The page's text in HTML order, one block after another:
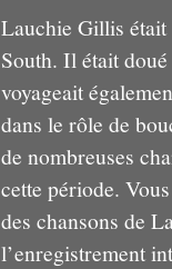
Lauchie Gillis
South. Il était
voyageait
dans le rôle de
de nombreuses
cette période.
des chansons de
l’enregistrement